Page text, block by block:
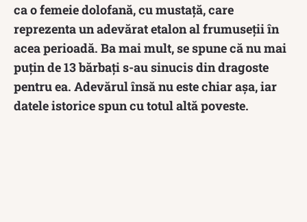
ca o femeie dolofană, cu mustață, care
reprezenta un adevărat etalon al frumuseții în
acea perioadă. Ba mai mult, se spune că nu mai
puțin de 13 bărbați s-au sinucis din dragoste
pentru ea. Adevărul însă nu este chiar așa, iar
datele istorice spun cu totul altă poveste.